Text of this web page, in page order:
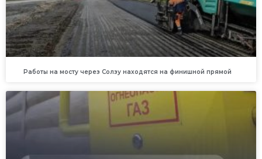
Работы на мосту через Солзу находятся на финишной прямой